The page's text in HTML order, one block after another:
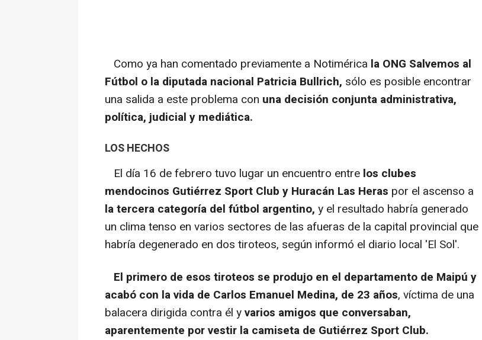
Como ya han comentado previamente a Notimérica la ONG Salvemos al
Fútbol o la diputada nacional Patricia Bullrich, sólo es posible encontrar
una salida a este problema con una decisión conjunta administrativa,
política, judicial y mediática.
LOS HECHOS
El día 16 de febrero tuvo lugar un encuentro entre los clubes
mendocinos Gutiérrez Sport Club y Huracán Las Heras por el ascenso a
la tercera categoría del fútbol argentino, y el resultado habría generado
un clima tenso en varios sectores de las afueras de la capital provincial que
habría degenerado en dos tiroteos, según informó el diario local 'El Sol'.
El primero de esos tiroteos se produjo en el departamento de Maipú y
acabó con la vida de Carlos Emanuel Medina, de 23 años, víctima de una
balacera dirigida contra él yvarios amigos que conversaban,
aparentemente por vestir la camiseta de Gutiérrez Sport Club.